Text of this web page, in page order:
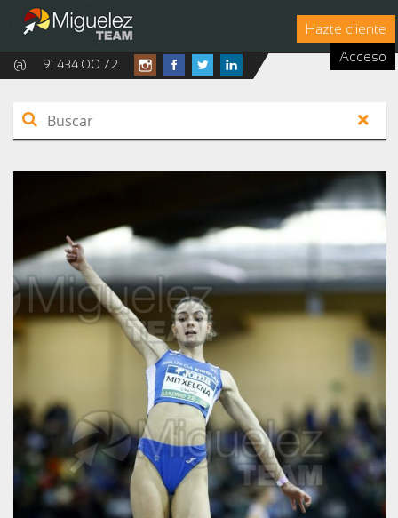
Hazte cliente
Acceso
@ 91 434 00 72